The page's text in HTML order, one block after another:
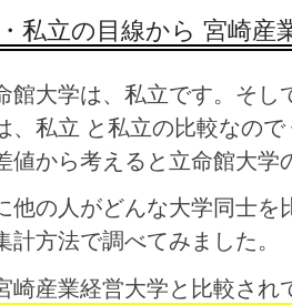
私立の目線から 宮崎産
館大学は、私立です。そ
、私立 と私立の比較なの
値から考えると立命館大
他の人がどんな大学同士
計方法で調べてみました。
崎産業経営大学と比較され